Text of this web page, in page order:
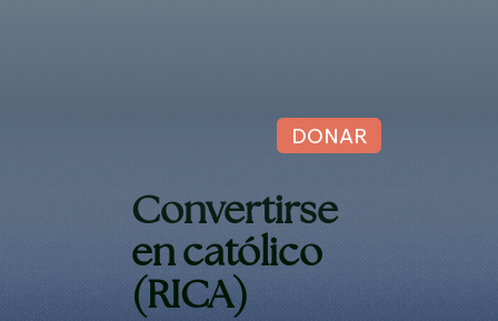
DONAR
Convertirse
en católico
(RICA)